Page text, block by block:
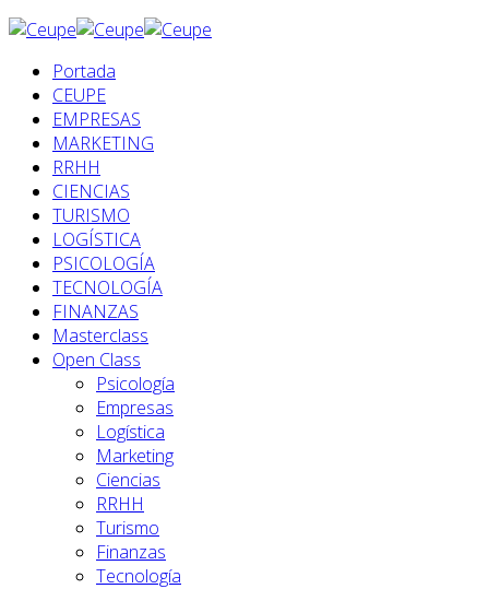
Portada
CEUPE
EMPRESAS
MARKETING
RRHH
CIENCIAS
TURISMO
LOGÍSTICA
PSICOLOGÍA
TECNOLOGÍA
FINANZAS
Masterclass
Open Class
Psicología
Empresas
Logística
Marketing
Ciencias
RRHH
Turismo
Finanzas
Tecnología